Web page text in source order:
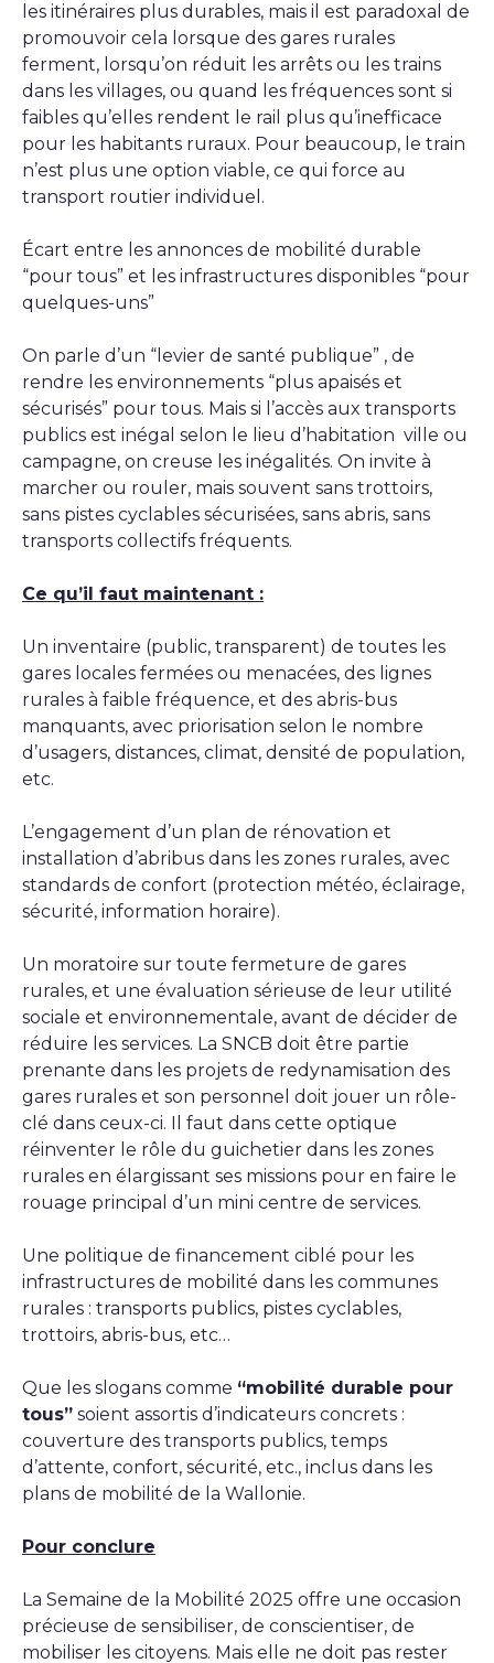
les itinéraires plus durables, mais il est paradoxal de
promouvoir cela lorsque des gares rurales
ferment, lorsqu’on réduit les arrêts ou les trains
dans les villages, ou quand les fréquences sont si
faibles qu’elles rendent le rail plus qu’inefficace
pour les habitants ruraux. Pour beaucoup, le train
n’est plus une option viable, ce qui force au
transport routier individuel.
Écart entre les annonces de mobilité durable
“pour tous” et les infrastructures disponibles “pour
quelques-uns”
On parle d’un “levier de santé publique” , de
rendre les environnements “plus apaisés et
sécurisés” pour tous. Mais si l’accès aux transports
publics est inégal selon le lieu d’habitation ville ou
campagne, on creuse les inégalités. On invite à
marcher ou rouler, mais souvent sans trottoirs,
sans pistes cyclables sécurisées, sans abris, sans
transports collectifs fréquents.
Ce qu’il faut maintenant :
Un inventaire (public, transparent) de toutes les
gares locales fermées ou menacées, des lignes
rurales à faible fréquence, et des abris-bus
manquants, avec priorisation selon le nombre
d’usagers, distances, climat, densité de population,
etc.
L’engagement d’un plan de rénovation et
installation d’abribus dans les zones rurales, avec
standards de confort (protection météo, éclairage,
sécurité, information horaire).
Un moratoire sur toute fermeture de gares
rurales, et une évaluation sérieuse de leur utilité
sociale et environnementale, avant de décider de
réduire les services. La SNCB doit être partie
prenante dans les projets de redynamisation des
gares rurales et son personnel doit jouer un rôle-
clé dans ceux-ci. Il faut dans cette optique
réinventer le rôle du guichetier dans les zones
rurales en élargissant ses missions pour en faire le
rouage principal d’un mini centre de services.
Une politique de financement ciblé pour les
infrastructures de mobilité dans les communes
rurales : transports publics, pistes cyclables,
trottoirs, abris-bus, etc…
Que les slogans comme “mobilité durable pour
tous” soient assortis d’indicateurs concrets :
couverture des transports publics, temps
d’attente, confort, sécurité, etc., inclus dans les
plans de mobilité de la Wallonie.
Pour conclure
La Semaine de la Mobilité 2025 offre une occasion
précieuse de sensibiliser, de conscientiser, de
mobiliser les citoyens. Mais elle ne doit pas rester